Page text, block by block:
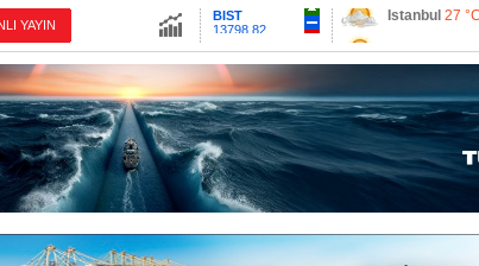
Altın6556.12
Euro54.9886
Ankara23 °C
Antalya27 °C
Muğla 28 °C
Çanakkale